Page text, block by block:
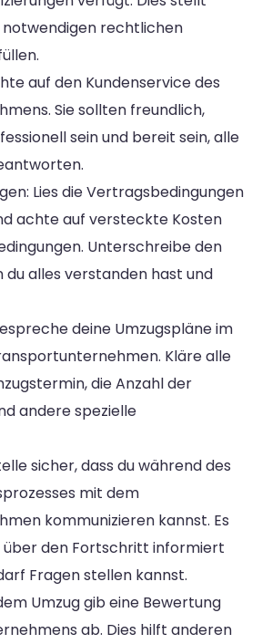
notwendigen rechtlichen
auf den Kundenservice des
Sie sollten freundlich,
sein und bereit sein, alle
Lies die Vertragsbedingungen
achte auf versteckte Kosten
Unterschreibe den
alles verstanden hast und
deine Umzugspläne im
Kläre alle
die Anzahl der
andere spezielle
sicher, dass du während des
mit dem
kommunizieren kannst. Es
über den Fortschritt informiert
Fragen stellen kannst.
Umzug gib eine Bewertung
ab. Dies hilft anderen